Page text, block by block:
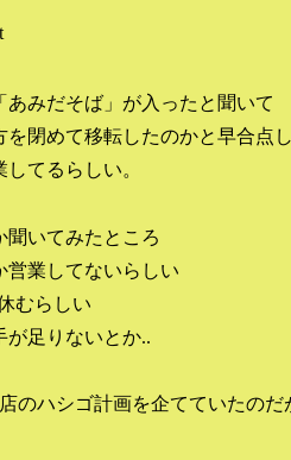
みだそば」が入ったと聞いて
閉めて移転したのかと早合点
てるらしい。
聞いてみたところ
営業してないらしい
むらしい
が足りないとか..
のハシゴ計画を企てていたの